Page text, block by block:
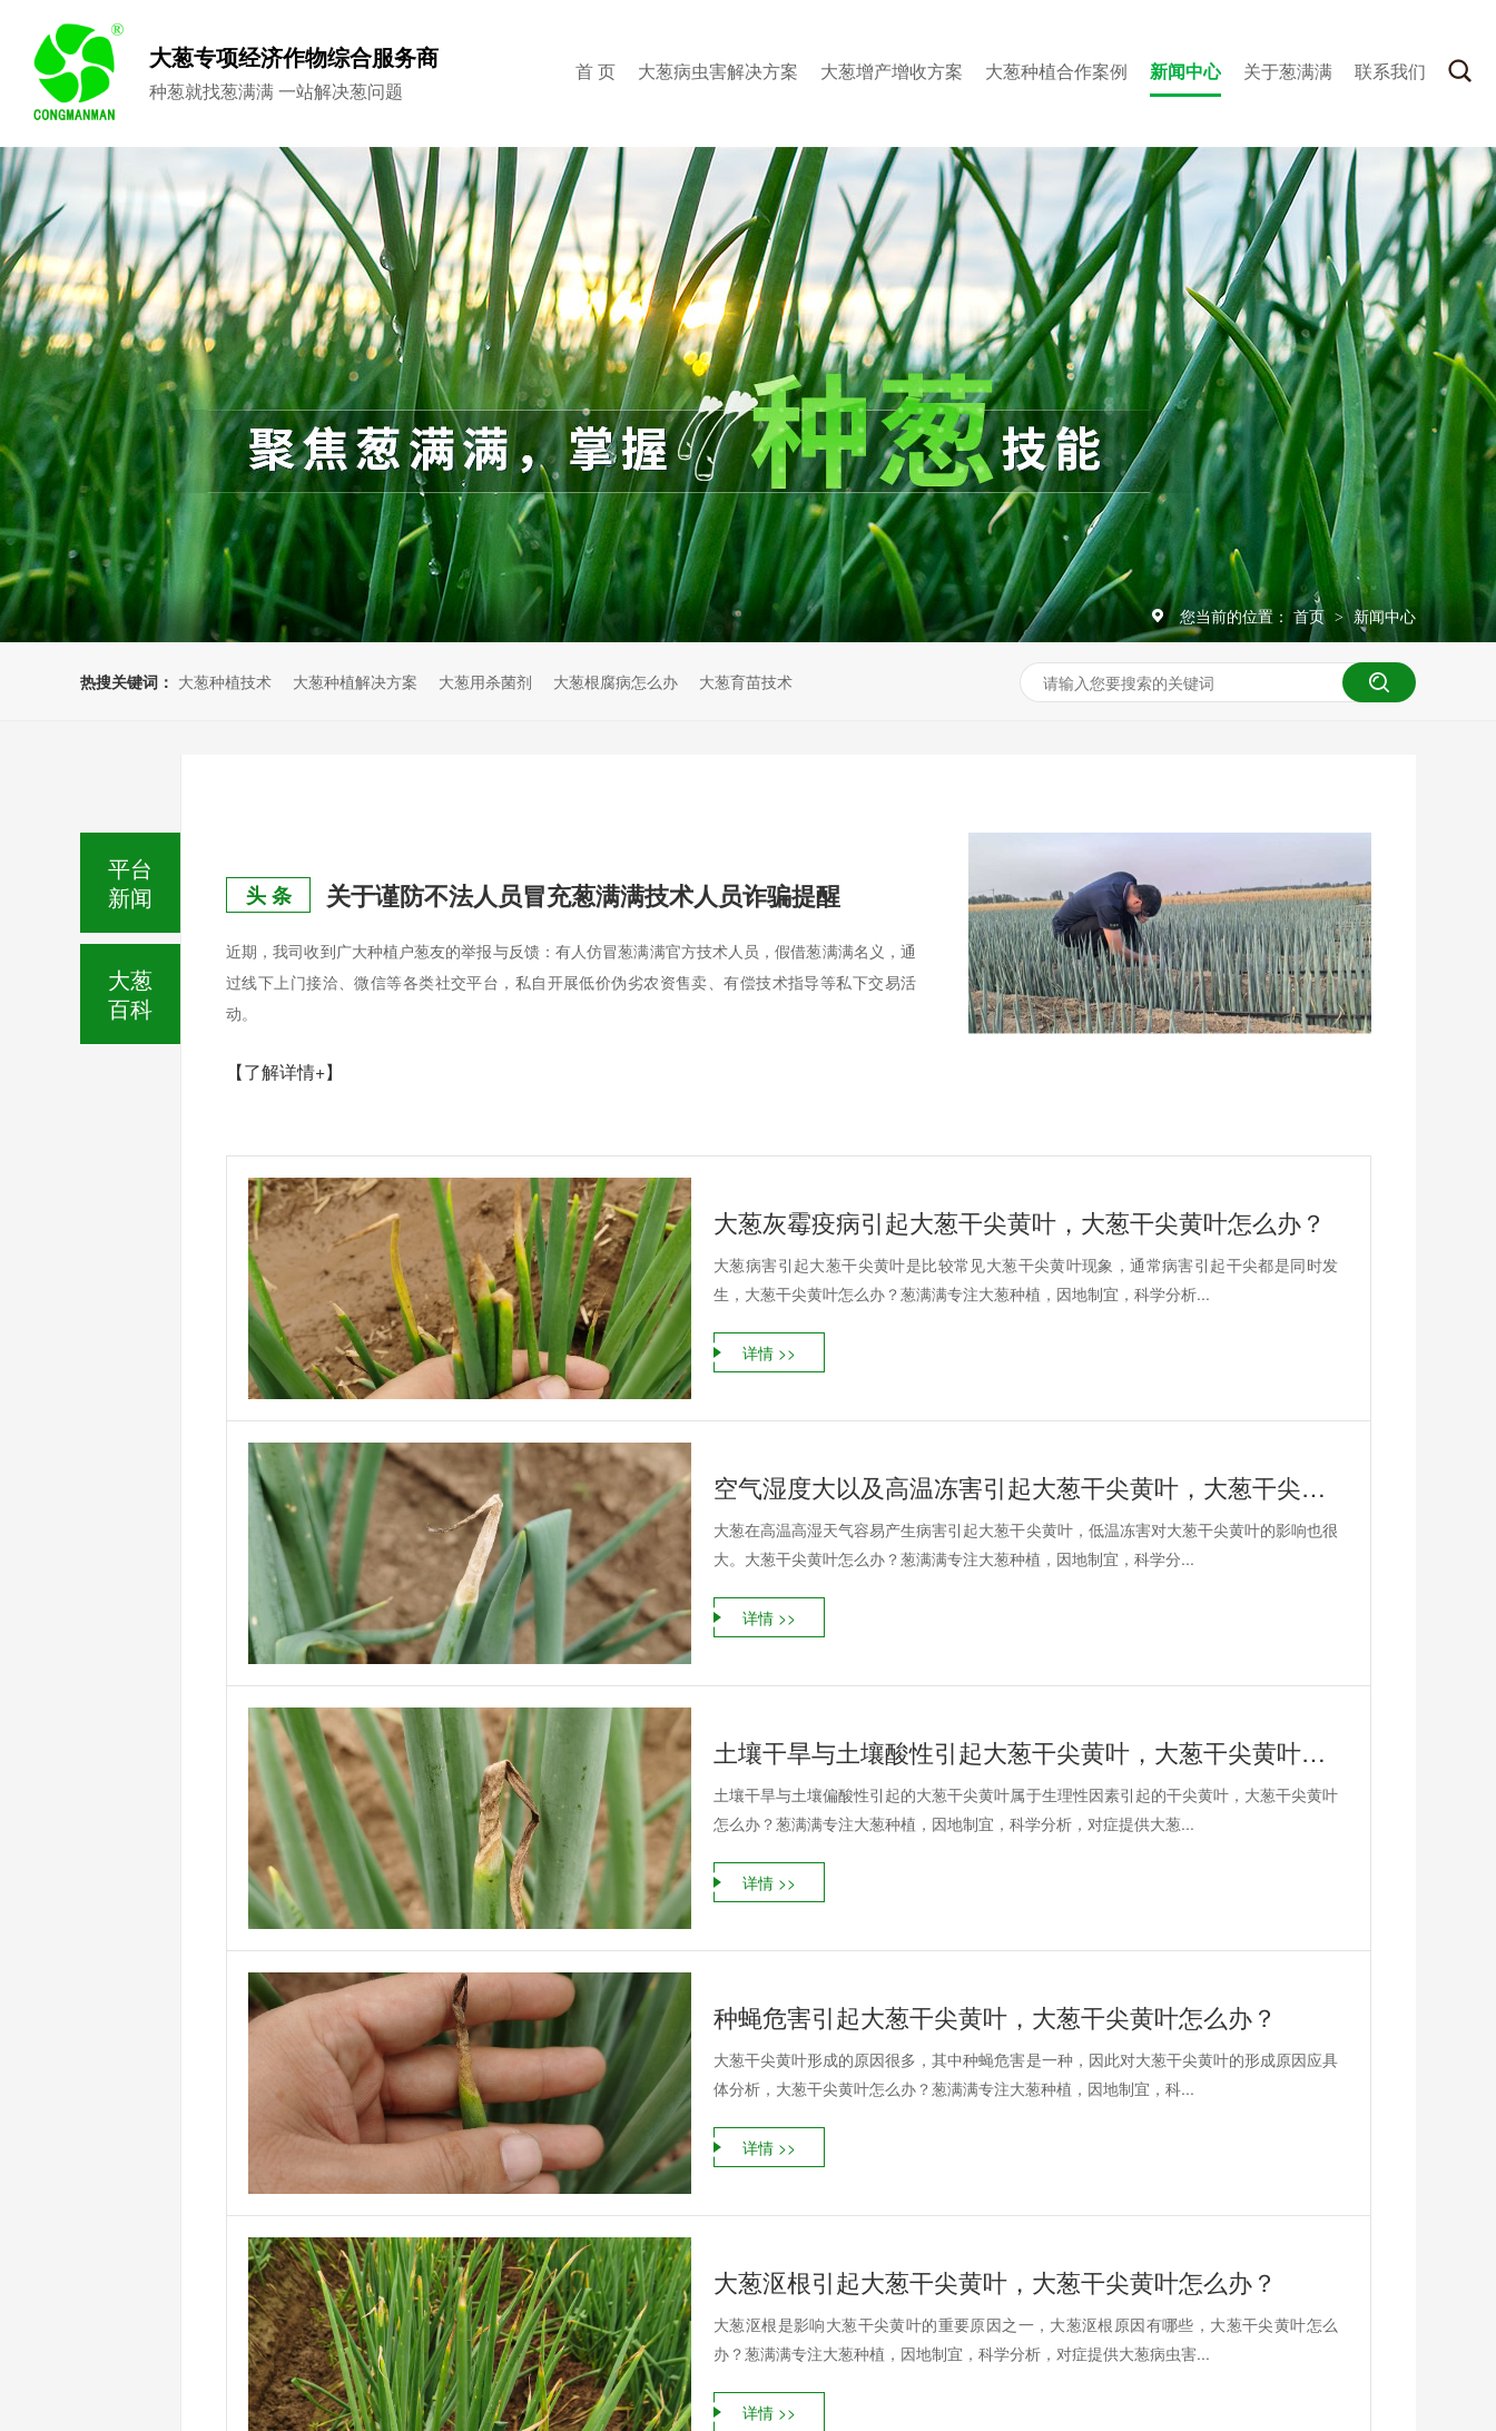
大葱专项经济作物综合服务商
种葱就找葱满满 一站解决葱问题
首 页 大葱病虫害解决方案 大葱增产增收方案 大葱种植合作案例 新闻中心 关于葱满满 联系我们
您当前的位置： 首页 > 新闻中心
热搜关键词： 大葱种植技术 大葱种植解决方案 大葱用杀菌剂 大葱根腐病怎么办 大葱育苗技术
头 条 关于谨防不法人员冒充葱满满技术人员诈骗提醒
近期，我司收到广大种植户葱友的举报与反馈：有人仿冒葱满满官方技术人员，假借葱满满名义，通
过线下上门接洽、微信等各类社交平台，私自开展低价伪劣农资售卖、有偿技术指导等私下交易活
动。
【了解详情+】
大葱灰霉疫病引起大葱干尖黄叶，大葱干尖黄叶怎么办？
大葱病害引起大葱干尖黄叶是比较常见大葱干尖黄叶现象，通常病害引起干尖都是同时发
生，大葱干尖黄叶怎么办？葱满满专注大葱种植，因地制宜，科学分析...
详情 >>
空气湿度大以及高温冻害引起大葱干尖黄叶，大葱干尖黄叶怎么办？
大葱在高温高湿天气容易产生病害引起大葱干尖黄叶，低温冻害对大葱干尖黄叶的影响也很
大。大葱干尖黄叶怎么办？葱满满专注大葱种植，因地制宜，科学分...
详情 >>
土壤干旱与土壤酸性引起大葱干尖黄叶，大葱干尖黄叶怎么办？
土壤干旱与土壤偏酸性引起的大葱干尖黄叶属于生理性因素引起的干尖黄叶，大葱干尖黄叶
怎么办？葱满满专注大葱种植，因地制宜，科学分析，对症提供大葱...
详情 >>
种蝇危害引起大葱干尖黄叶，大葱干尖黄叶怎么办？
大葱干尖黄叶形成的原因很多，其中种蝇危害是一种，因此对大葱干尖黄叶的形成原因应具
体分析，大葱干尖黄叶怎么办？葱满满专注大葱种植，因地制宜，科...
详情 >>
大葱沤根引起大葱干尖黄叶，大葱干尖黄叶怎么办？
大葱沤根是影响大葱干尖黄叶的重要原因之一，大葱沤根原因有哪些，大葱干尖黄叶怎么
办？葱满满专注大葱种植，因地制宜，科学分析，对症提供大葱病虫害...
详情 >>
平台
新闻
大葱
百科